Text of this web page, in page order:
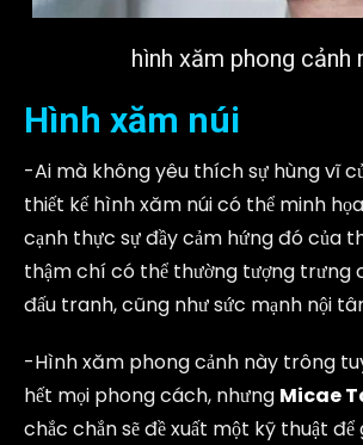
hình xăm phong cảnh
Hình xăm núi
-Ai mà không yêu thích sự hùng vĩ
thiết kế hình xăm núi có thể minh
cạnh thực sự đầy cảm hứng đó của
thậm chí có thể thường tượng trưng
đấu tranh, cũng như sức mạnh nội
-Hình xăm phong cảnh này trông
hết mọi phong cách, nhưng Micae
chắc chắn sẽ đề xuất một kỹ thuật để